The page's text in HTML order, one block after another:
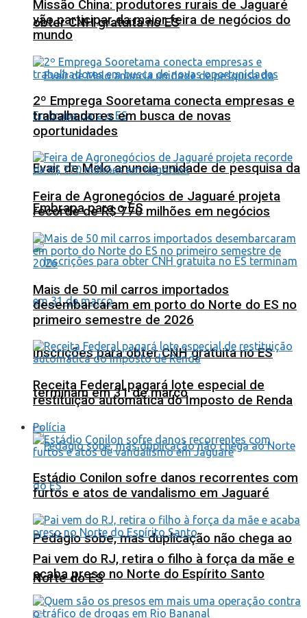
obter CNH gratuita no ES
Evair de Melo anuncia unidade de pesquisa da
Embrapa para o ES
Inscrições para obter CNH gratuita no ES
terminam em 31 de março
Pedágio sobe, mas duplicação não chega ao
Norte do ES
Missão China: produtores rurais de Jaguaré
vão participar da maior feira de negócios do
mundo
2º Emprega Sooretama conecta empresas e
trabalhadores em busca de novas
oportunidades
Feira de Agronegócios de Jaguaré projeta
recorde de R$ 770 milhões em negócios
Mais de 50 mil carros importados
desembarcaram em porto do Norte do ES no
primeiro semestre de 2026
Receita Federal pagará lote especial de
restituição automática do Imposto de Renda
Polícia
Estádio Conilon sofre danos recorrentes com
furtos e atos de vandalismo em Jaguaré
Pai vem do RJ, retira o filho à força da mãe e
acaba preso no Norte do Espírito Santo